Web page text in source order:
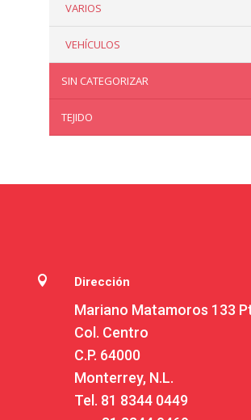
VARIOS
VEHÍCULOS
SIN CATEGORIZAR
TEJIDO
 Dirección
Mariano Matamoros 133
Col. Centro
C.P. 64000
Monterrey, N.L.
Tel. 81 8344 0449